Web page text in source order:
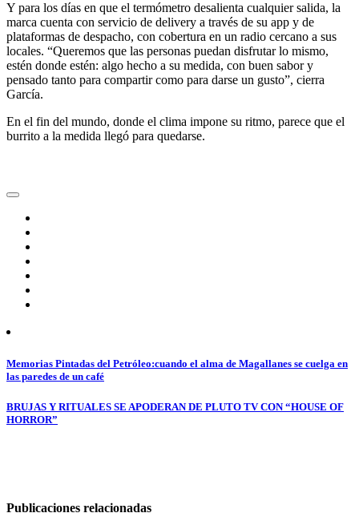
Y para los días en que el termómetro desalienta cualquier salida, la
marca cuenta con servicio de delivery a través de su app y de
plataformas de despacho, con cobertura en un radio cercano a sus
locales. “Queremos que las personas puedan disfrutar lo mismo,
estén donde estén: algo hecho a su medida, con buen sabor y
pensado tanto para compartir como para darse un gusto”, cierra
García.
En el fin del mundo, donde el clima impone su ritmo, parece que el
burrito a la medida llegó para quedarse.
Navegación
de
entradas
Memorias Pintadas del Petróleo:cuando el alma de Magallanes se cuelga en
las paredes de un café
BRUJAS Y RITUALES SE APODERAN DE PLUTO TV CON “HOUSE OF
HORROR”
Publicaciones relacionadas